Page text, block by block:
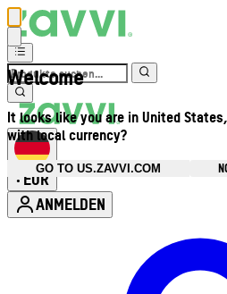
Welcome
It looks like you are in United
with local currency?
GO TO US.ZAVVI.COM
• EUR
ANMELDEN